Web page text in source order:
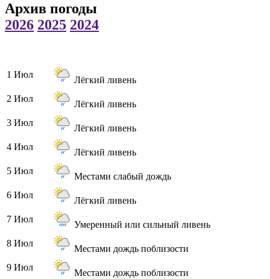
Архив погоды
2026 2025 2024
1 Июл
Лёгкий ливень
2 Июл
Лёгкий ливень
3 Июл
Лёгкий ливень
4 Июл
Лёгкий ливень
5 Июл
Местами слабый дождь
6 Июл
Лёгкий ливень
7 Июл
Умеренный или сильный ливень
8 Июл
Местами дождь поблизости
9 Июл
Местами дождь поблизости